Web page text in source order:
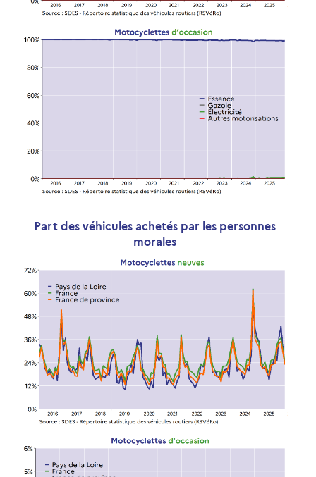
Part des véhicules achetés par les personnes
morales